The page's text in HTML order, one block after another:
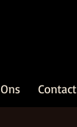
Contact